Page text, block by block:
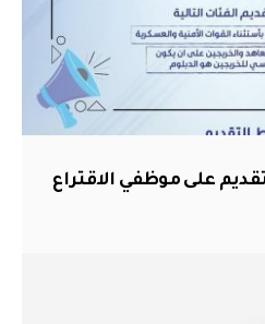
على موظفي الاقتراع